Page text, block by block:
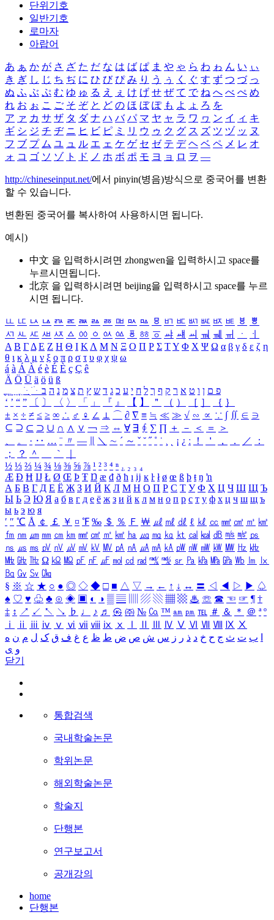
단위기호
일반기호
로마자
아랍어
あ ぁ か が さ ざ た だ な は ば ぱ ま や ゃ ら わ ゎ ん い ぃ
き ぎ し じ ち ぢ に ひ び ぴ み り う ぅ く ぐ す ず つ づ っ
ぬ ふ ぶ ぷ む ゆ ゅ る え ぇ け げ せ ぜ て で ね へ べ ぺ め
れ お ぉ こ ご そ ぞ と ど の ほ ぼ ぽ も よ ょ ろ を
ア ァ カ サ ザ タ ダ ナ ハ バ パ マ ヤ ャ ラ ワ ヮ ン イ ィ キ
ギ シ ジ チ ヂ ニ ヒ ビ ピ ミ リ ウ ゥ ク グ ス ズ ツ ヅ ッ ヌ
フ ブ プ ム ユ ュ ル エ ェ ケ ゲ セ ゼ テ デ ヘ ベ ペ メ レ オ
ォ コ ゴ ソ ゾ ト ド ノ ホ ボ ポ モ ヨ ョ ロ ヲ ―
http://chineseinput.net/에서 pinyin(병음)방식으로 중국어를 변환
할 수 있습니다.
변환된 중국어를 복사하여 사용하시면 됩니다.
예시)
中文 을 입력하시려면 zhongwen을 입력하시고 space를
누르시면됩니다.
北京 을 입력하시려면 beijing을 입력하시고 space를 누르
시면 됩니다.
ㅥ ㅦ ㅧ ㅨ ㅩ ㅪ ㅫ ㅬ ㅭ ㅮ ㅯ ㅰ ㅱ ㅲ ㅳ ㅴ ㅵ ㅶ ㅷ ㅸ
ㅹ
ㅺ ㅻ ㅼ ㅽ ㅾ ㅿ ㆀ ㆁ ㆂ ㆃ ㆄ ㆅ ㆆ ㆇ ㆈ ㆉ ㆊ ㆋ ㆌ ㆍ
ㆎ
Α Β ΓΔ Ε Ζ Η Θ Ι ΚΛ Μ Ν Ξ Ο Π Ρ Σ ΤΥ Φ Χ Ψ Ω α β γ δ ε ζ η
θ ι κ λ μ ν ξ ο π ρ σ τ υ φ χ ψ ω
á à Á À é è É È ç Ç ê
Ä Ö Ü ä ö ü ß
ִֶֹ ֻּ ׁׂ פ ם ן ו ט א ר ק ף ך ל ח י ע כ ג ד ש ץ ת צ מ נ ה ב
‘ ’ “ ” 〔 〕 〈 〉 「 」 『 』 【 】 ＂ （ ） ［ ］ ｛ ｝
± × ÷ ≠ ≤ ≥ ∞ ∴ ♂ ♀ ∠ ⊥ ⌒ ∂ ∇ ≡ ≒ ≪ ≫ √ ∽ ∝ ∵ ∫ ∬ ∈ ∋
⊆ ⊇ ⊂ ⊃ ∪ ∩ ∧ ∨ ￢ ⇒ ⇔ ∀ ∃ ∮ ∑ ∏ ＋ － ＜ ＝
＞
、
。 · ‥ … ¨ 〃 ― ＼ ∼ ´ ～ ˇ ˘ ˝ ˚ ˙ ¸ ¡ ¿ ː ！ ＇ ， ． ／
：
；
？ ＾ ｀
½ ⅓ ⅔ ¼ ¾ ⅛ ⅜ ⅝ ⅞ ¹ ² ³ ⁴ ⁿ ₁ ₂ ₃ ₄
Æ Ð Ħ Ĳ Ł Ø Œ Þ Ŧ Ŋ æ đ ð ħ ı ĳ ĸ ŀ ł ø œ ß þ ŧ ŋ ŉ
А Б В Г Д Е Ё Ж З И Й К Л М Н О П Р С Т У Ф Х Ц Ч Ш Щ Ъ
Ы Ь Э Ю Я а б в г д е ё ж з и й к л м н о п р с т у ф х ц ч ш щ ъ
ы ь э ю я
′ ″ ℃ Å ￠ ￡ ￥ ¤ ℉ ‰ ＄ ％ Ｆ ￦ ㎕ ㎖ ㎗ ℓ ㎘ ㏄ ㎣ ㎤ ㎥ ㎦
㎙ ㎚ ㎛ ㎜ ㎝ ㎞ ㎟ ㎠ ㎡ ㎢ ㏊ ㎍ ㎎ ㎏ ㏏ ㎈ ㎉ ㏈ ㎧ ㎨ ㎰
㎱ ㎲ ㎳ ㎴ ㎵ ㎶ ㎷ ㎸ ㎹ ㎀ ㎁ ㎂ ㎃ ㎄ ㎺ ㎻ ㎽ ㎾ ㎿ ㎐ ㎑
㎒ ㎓ ㎔ Ω ㏀ ㏁ ㎊ ㎋ ㎌ ㏖ ㏅ ㎭ ㎮ ㎯ ㏛ ㎩ ㎪ ㎫ ㎬ ㏝ ㏐
㏓
㏃ ㏉ ㏜ ㏆
§ ※ ☆ ★ ○ ● ◎ ◇ ◆ □ ■ △ ▽ → ← ↑ ↓ ↔ 〓 ◁ ◀ ▷ ▶ ♤
♠ ♡ ♥ ♧ ♣ ⊙ ◈ ▣ ◐ ◑ ▒ ▤ ▨ ▧ ▦ ▩ ♨ ☏ ☎ ☜ ☞ ¶ †
‡ ↕ ↗ ↙ ↖ ↘ ♭ ♩ ♪ ♬ ㉿ ㈜ № ㏇ ™ ㏂ ㏘ ℡ ＃ ＆ ＊ ＠ ª º
ⅰ
ⅱ ⅲ ⅳ ⅴ ⅵ ⅶ ⅷ ⅸ ⅹ Ⅳ Ⅴ Ⅵ Ⅶ Ⅷ Ⅸ Ⅹ
ب ت ث ج ح خ د ذ ر ز س ش ص ض ط ظ ع غ ف ق ک ل م ن ه
و ی
닫기
통합검색
국내학술논문
학위논문
해외학술논문
학술지
단행본
연구보고서
공개강의
home
단행본